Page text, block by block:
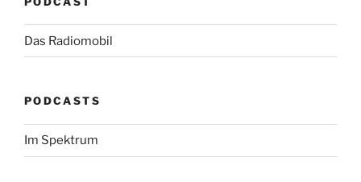
Das Radiomobil
PODCASTS
Im Spektrum